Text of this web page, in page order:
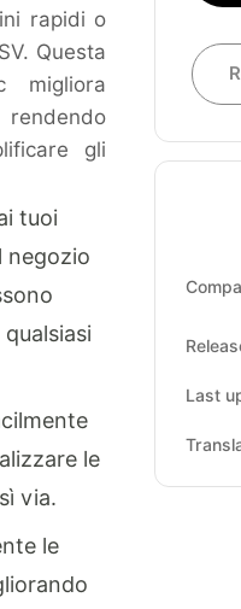
rapidi o
Questa
migliora
gli
tuoi
negozio
le
via.
le
Last